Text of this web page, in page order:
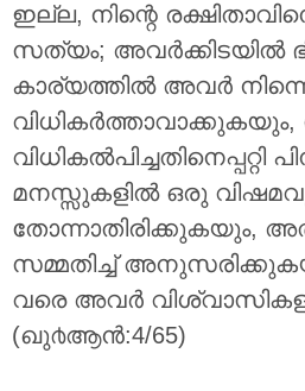
ഇല്ല, നിന്റെ
സത്യം; അവര്‍ക്കിടയില്‍
കാര്യത്തില്‍ അവര്‍
വിധികര്‍ത്താവാക്കുകയും,
വിധികല്‍പിച്ചതിനെപ്പറ്റി
മനസ്സുകളില്‍ ഒരു
തോന്നാതിരിക്കുകയും,
സമ്മതിച്ച്
വരെ അവര്‍
(ഖു൪ആന്‍:4/65)